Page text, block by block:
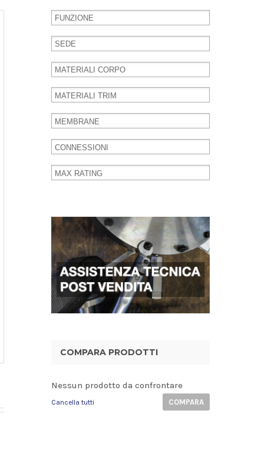
COMPARA PRODOTTI
Nessun prodotto da confrontare
Cancella tutti COMPARA